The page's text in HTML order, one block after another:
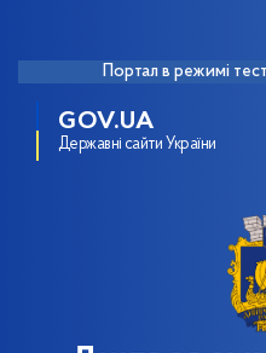
Портал в режимі
GOV.UA
Державні сайти України